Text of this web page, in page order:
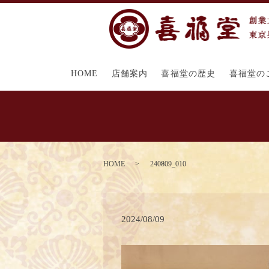
HOME 店舗案内 喜福堂の歴史 喜福堂の
HOME 240809_010
2024/08/09